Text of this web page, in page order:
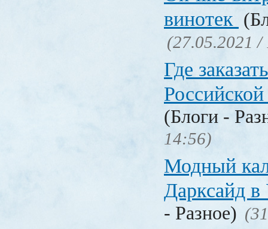
винотек
(27.05.2021 /
Где
(Блоги -
14:56)
Модный
Дарксайд в
- Разное)